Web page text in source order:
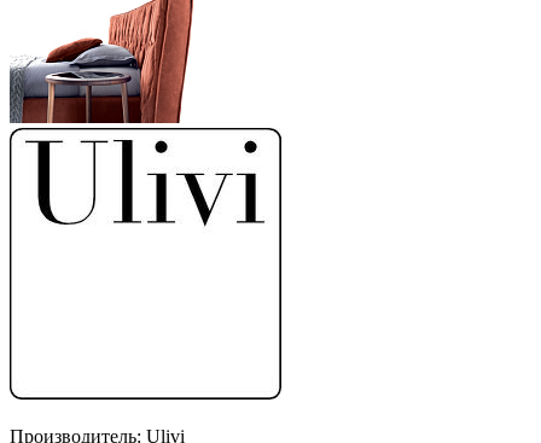
Производитель: Ulivi